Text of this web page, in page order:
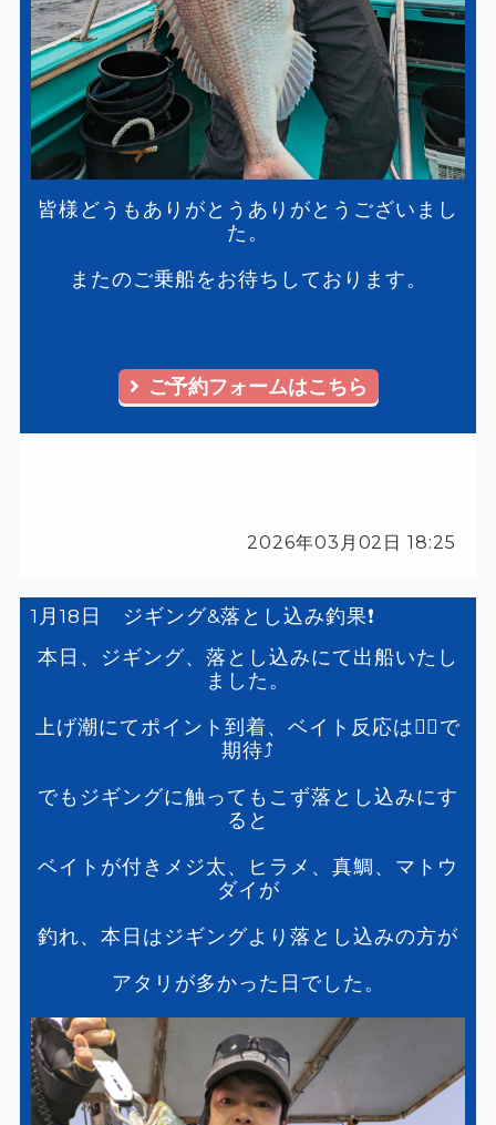
皆様どうもありがとうありがとうございまし
た。
またのご乗船をお待ちしております。
ご予約フォームはこちら
2026年03月02日 18:25
1月18日 ジギング&落とし込み釣果❗️
本日、ジギング、落とし込みにて出船いたし
ました。
上げ潮にてポイント到着、ベイト反応は🙆‍♂️で
期待⤴️
でもジギングに触ってもこず落とし込みにす
ると
ベイトが付きメジ太、ヒラメ、真鯛、マトウ
ダイが
釣れ、本日はジギングより落とし込みの方が
アタリが多かった日でした。